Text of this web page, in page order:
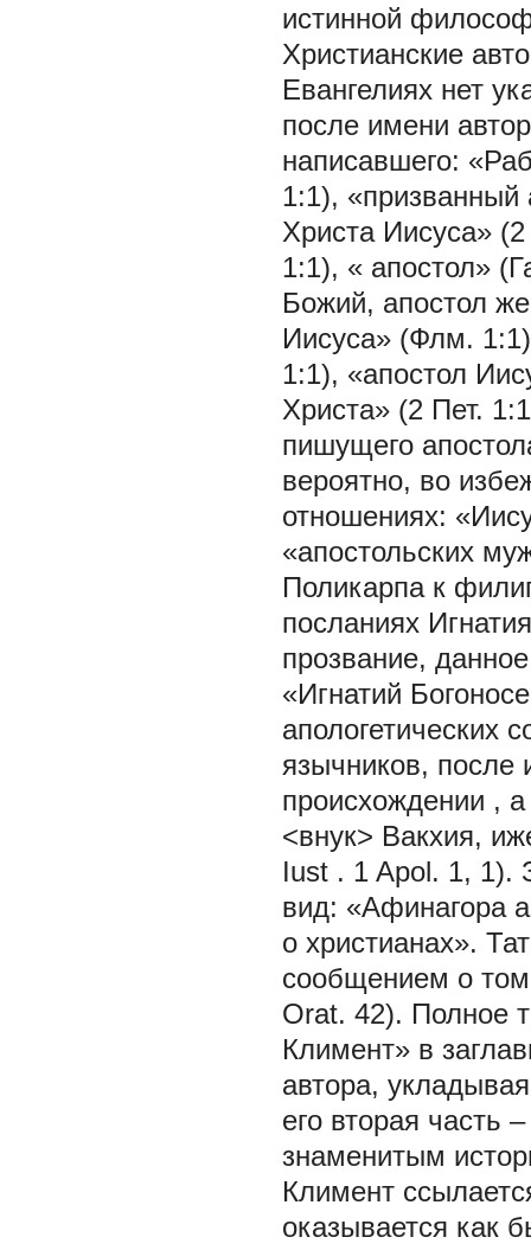
истинной
Христианские
Евангелиях нет
после имени
написавшего:
1:1), «призванный
Христа Иисуса»
1:1), « апостол»
Божий, апостол
Иисуса» (Флм.
1:1), «апостол
Христа» (2 Пет.
пишущего
вероятно, во
отношениях:
«апостольских
Поликарпа к
посланиях
прозвание,
«Игнатий
апологетических
язычников, после
происхождении ,
<внук> Вакхия,
Iust . 1 Apol. 1, 1).
вид: «Афинагора
о христианах».
сообщением о
Orat. 42). Полное
Климент» в
автора,
его вторая часть
знаменитым
Климент
оказывается как